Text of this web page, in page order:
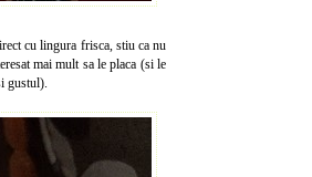
cu lingura frisca, stiu ca nu
mai mult sa le placa (si le
gustul).